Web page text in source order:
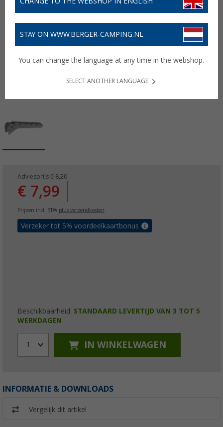
Adviesprijs € 8,20
€ 7,99
Prijzen incl. BTW plus verzendkosten
Verzeker tot 5% voordeelkaartbonus
Beschikbaarheid: STANDAARD LEVERTIJD VAN 3 TOT 5
WERKDAGEN
1 IN WINKELWAGEN
INFORMATIE & DOWNLOADS
Vergelijk dit artikel
STAY ON WWW.BERGER-CAMPING.NL
You can change the language at any time in the webshop.
SELECT ANOTHER LANGUAGE